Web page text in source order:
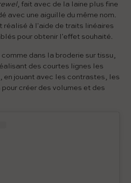
, fait avec de la laine plus fine
avec une aiguille du même nom.
réalisé à l'aide de traits linéaires
pour obtenir l'effet souhaité.
dans la broderie sur tissu,
des courtes lignes les
en jouant avec les contrastes, les
pour créer des volumes et des